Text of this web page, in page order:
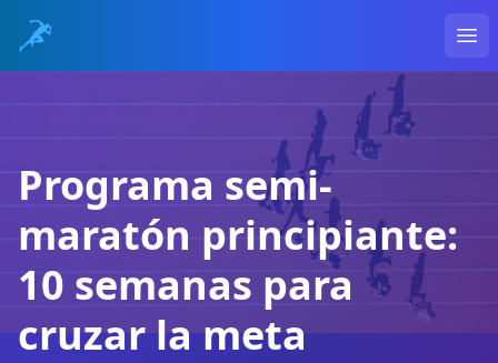
Programa semi-
maratón principiante:
10 semanas para
cruzar la meta